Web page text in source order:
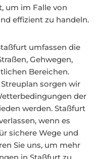
um im Falle von
effizient zu handeln.
umfassen die
Gehwegen,
Bereichen.
sorgen wir
der
werden. Staßfurt
wenn es
sichere Wege und
Sie uns, um mehr